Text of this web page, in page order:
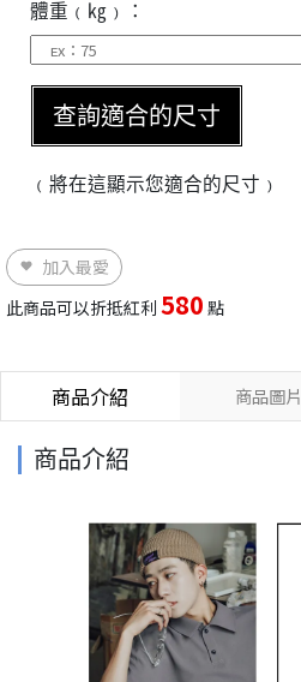
體重﹙㎏﹚：
查詢適合的尺寸
﹙將在這顯示您適合的尺寸﹚
加入最愛
此商品可以折抵紅利 580 點
商品介紹 商品圖片
商品介紹